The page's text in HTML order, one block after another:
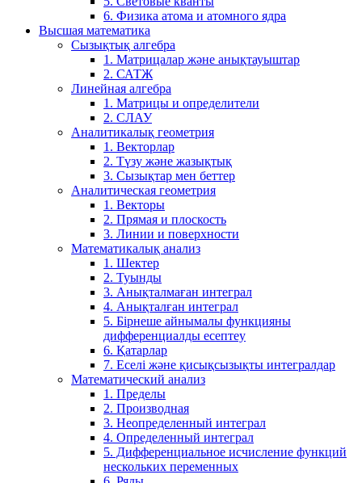
6. Физика атома и атомного ядра
Высшая математика
Сызықтық алгебра
1. Матрицалар және анықтауыштар
2. САТЖ
Линейная алгебра
1. Матрицы и определители
2. СЛАУ
Аналитикалық геометрия
1. Векторлар
2. Түзу және жазықтық
3. Сызықтар мен беттер
Аналитическая геометрия
1. Векторы
2. Прямая и плоскость
3. Линии и поверхности
Математикалық анализ
1. Шектер
2. Туынды
3. Анықталмаған интеграл
4. Анықталған интеграл
5. Бірнеше айнымалы функцияны
дифференциалды есептеу
6. Қатарлар
7. Еселі және қисықсызықты интегралдар
Математический анализ
1. Пределы
2. Производная
3. Неопределенный интеграл
4. Определенный интеграл
5. Дифференциальное исчисление функций
нескольких переменных